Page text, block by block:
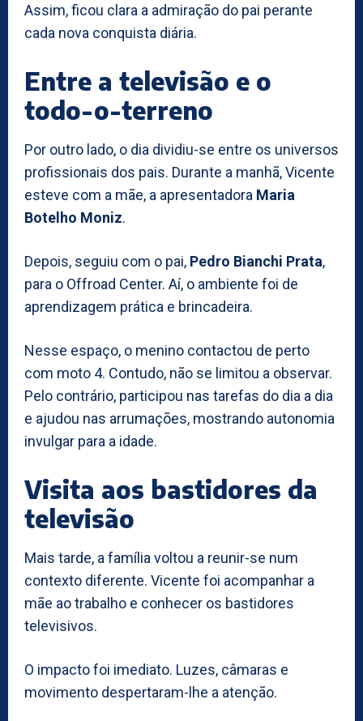
Assim, ficou clara a admiração do pai perante
cada nova conquista diária.
Entre a televisão e o
todo-o-terreno
Por outro lado, o dia dividiu-se entre os universos
profissionais dos pais. Durante a manhã, Vicente
esteve com a mãe, a apresentadora Maria
Botelho Moniz.
Depois, seguiu com o pai, Pedro Bianchi Prata,
para o Offroad Center. Aí, o ambiente foi de
aprendizagem prática e brincadeira.
Nesse espaço, o menino contactou de perto
com moto 4. Contudo, não se limitou a observar.
Pelo contrário, participou nas tarefas do dia a dia
e ajudou nas arrumações, mostrando autonomia
invulgar para a idade.
Visita aos bastidores da
televisão
Mais tarde, a família voltou a reunir-se num
contexto diferente. Vicente foi acompanhar a
mãe ao trabalho e conhecer os bastidores
televisivos.
O impacto foi imediato. Luzes, câmaras e
movimento despertaram-lhe a atenção.